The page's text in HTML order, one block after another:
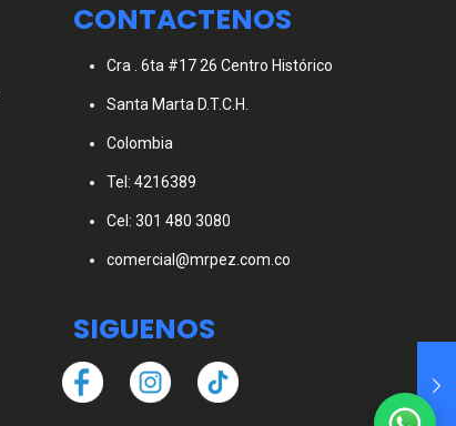
CONTACTENOS
Cra . 6ta #17 26 Centro Histórico
Santa Marta D.T.C.H.
Colombia
Tel: 4216389
Cel: 301 480 3080
comercial@mrpez.com.co
SIGUENOS